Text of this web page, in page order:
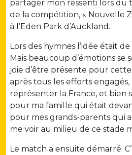
partager mon ressenti lors
de la compétition, « Nouvelle
à l’Eden Park d’Auckland.
Lors des hymnes l’idée était
Mais beaucoup d’émotions se
joie d’être présente pour
après tous les efforts
représenter la France, et bien
pour ma famille qui était
pour mes grands-parents qui
me voir au milieu de ce stade
Le match a ensuite démarré.